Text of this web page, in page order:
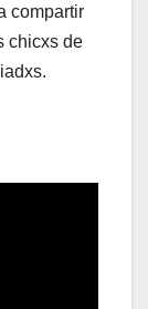
compartir
chicxs de